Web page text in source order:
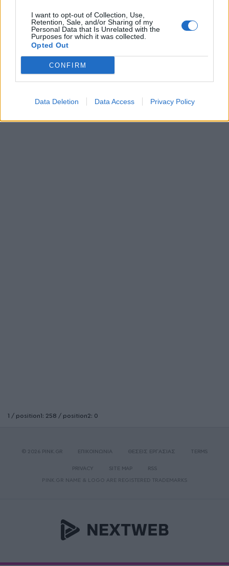
I want to opt-out of Collection, Use,
Retention, Sale, and/or Sharing of my
Personal Data that Is Unrelated with the
Purposes for which it was collected.
Opted Out
CONFIRM
Data Deletion Data Access Privacy Policy
1 / position1: 258 / position2: 0
© 2026 PINK.GR ΕΠΙΚΟΙΝΩΝΙΑ ΘΕΣΕΙΣ ΕΡΓΑΣΙΑΣ TERMS
PRIVACY SITE MAP
RSS
PINK.GR NAME & LOGO ARE REGISTERED TRADEMARKS